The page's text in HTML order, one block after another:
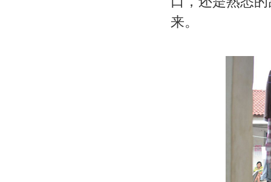
来。